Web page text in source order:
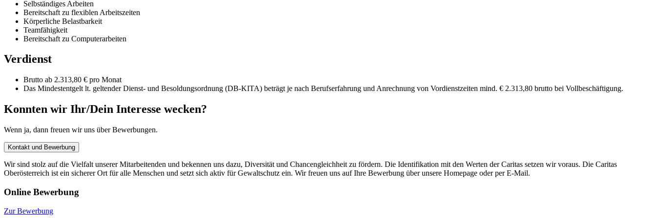
Selbständiges Arbeiten
Bereitschaft zu flexiblen Arbeitszeiten
Körperliche Belastbarkeit
Teamfähigkeit
Bereitschaft zu Computerarbeiten
Verdienst
Brutto ab 2.313,80 € pro Monat
Das Mindestentgelt lt. geltender Dienst- und Besoldungsordnung (DB-KITA) beträgt je nach Berufserfahrung und Anrechnung von Vordienstzeiten mind. € 2.313,80 brutto bei Vollbeschäftigung.
Konnten wir Ihr/Dein Interesse wecken?
Wenn ja, dann freuen wir uns über Bewerbungen.
Kontakt und Bewerbung
Wir sind stolz auf die Vielfalt unserer Mitarbeitenden und bekennen uns dazu, Diversität und Chancengleichheit zu fördern. Die Identifikation mit den Werten der Caritas setzen wir voraus. Die Caritas
Oberösterreich ist ein sicherer Ort für alle Menschen und setzt sich aktiv für Gewaltschutz ein. Wir freuen uns auf Ihre Bewerbung über unsere Homepage oder per E-Mail.
Online Bewerbung
Zur Bewerbung